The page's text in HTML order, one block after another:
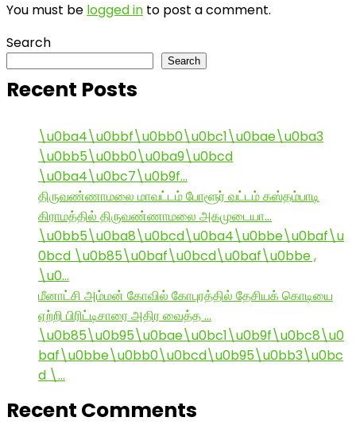
You must be logged in to post a comment.
Search
Search
Recent Posts
\u0ba4\u0bbf\u0bb0\u0bc1\u0bae\u0ba3
\u0bb5\u0bb0\u0ba9\u0bcd
\u0ba4\u0bc7\u0b9f…
திருவண்ணாமலை மாவட்டம் போளூர் வட்டம் கஸ்தம்பாடி
கிராமத்தில் திருவண்ணாமலை அகமுடையா…
\u0bb5\u0ba8\u0bcd\u0ba4\u0bbe\u0baf\u
0bcd \u0b85\u0baf\u0bcd\u0baf\u0bbe ,
\u0…
மீனாட்சி அம்மன் கோவில் கோபுரத்தில் தேசியக் கொடியை
ஏற்றி பிரிட்டிசாரை அதிர வைத்த …
\u0b85\u0b95\u0bae\u0bc1\u0b9f\u0bc8\u0
baf\u0bbe\u0bb0\u0bcd\u0b95\u0bb3\u0bc
d \…
Recent Comments